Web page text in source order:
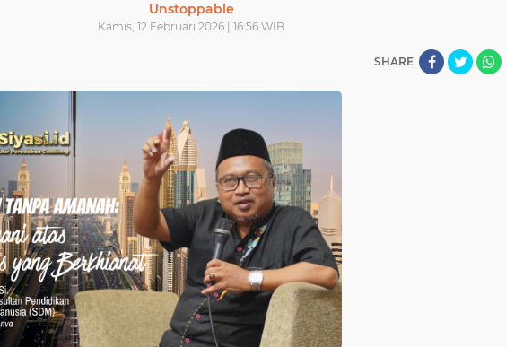
Unstoppable
Kamis, 12 Februari 2026 | 16:56 WIB
SHARE